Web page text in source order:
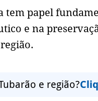
tem papel
e na
e região?